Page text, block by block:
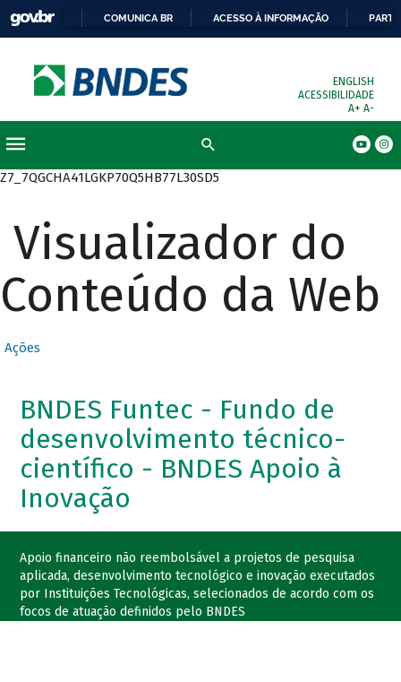
COMUNICA BR ACESSO À INFORMAÇÃO
ENGLISH
ACESSIBILIDADE
A+ A-
Z7_7QGCHA41LGKP70Q5HB77L30SD5
Visualizador do
Conteúdo da Web
Ações
BNDES Funtec - Fundo de
desenvolvimento técnico-
científico - BNDES Apoio à
Inovação
Apoio financeiro não reembolsável a projetos de pesquisa
aplicada, desenvolvimento tecnológico e inovação executados
por Instituições Tecnológicas, selecionados de acordo com os
focos de atuação definidos pelo BNDES